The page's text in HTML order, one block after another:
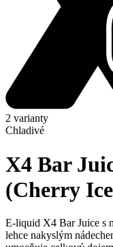
2 varianty
Chladivé
X4 Bar
(Cherry
E-liquid X4 Bar Juice s
lehce nakyslým